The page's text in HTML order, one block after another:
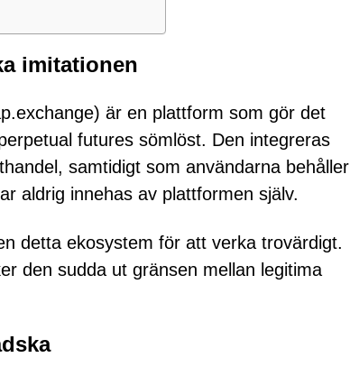
imitationen
är en plattform som gör det
futures sömlöst. Den integreras
samtidigt som användarna behåller
aldrig innehas av plattformen själv.
detta ekosystem för att verka trovärdigt.
den sudda ut gränsen mellan legitima